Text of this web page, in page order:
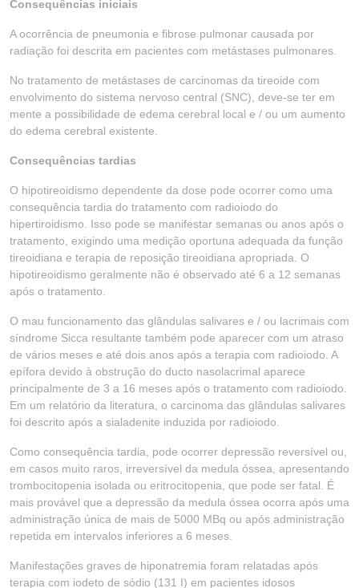
Consequências iniciais
A ocorrência de pneumonia e fibrose pulmonar causada por
radiação foi descrita em pacientes com metástases pulmonares.
No tratamento de metástases de carcinomas da tireoide com
envolvimento do sistema nervoso central (SNC), deve-se ter em
mente a possibilidade de edema cerebral local e / ou um aumento
do edema cerebral existente.
Consequências tardias
O hipotireoidismo dependente da dose pode ocorrer como uma
consequência tardia do tratamento com radioiodo do
hipertiroidismo. Isso pode se manifestar semanas ou anos após o
tratamento, exigindo uma medição oportuna adequada da função
tireoidiana e terapia de reposição tireoidiana apropriada. O
hipotireoidismo geralmente não é observado até 6 a 12 semanas
após o tratamento.
O mau funcionamento das glândulas salivares e / ou lacrimais com
síndrome Sicca resultante também pode aparecer com um atraso
de vários meses e até dois anos após a terapia com radioiodo. A
epífora devido à obstrução do ducto nasolacrimal aparece
principalmente de 3 a 16 meses após o tratamento com radioiodo.
Em um relatório da literatura, o carcinoma das glândulas salivares
foi descrito após a sialadenite induzida por radioiodo.
Como consequência tardia, pode ocorrer depressão reversível ou,
em casos muito raros, irreversível da medula óssea, apresentando
trombocitopenia isolada ou eritrocitopenia, que pode ser fatal. É
mais provável que a depressão da medula óssea ocorra após uma
administração única de mais de 5000 MBq ou após administração
repetida em intervalos inferiores a 6 meses.
Manifestações graves de hiponatremia foram relatadas após
terapia com iodeto de sódio (131 I) em pacientes idosos